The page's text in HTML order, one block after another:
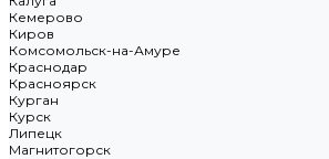
Кемерово
Киров
Комсомольск-на-Амуре
Краснодар
Красноярск
Курган
Курск
Липецк
Магнитогорск